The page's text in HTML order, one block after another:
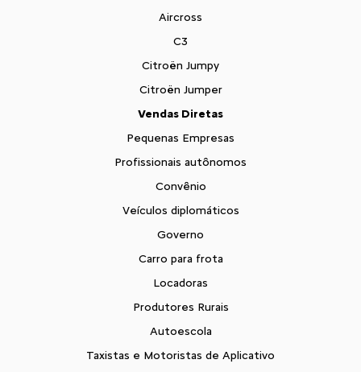
Aircross
C3
Citroën Jumpy
Citroën Jumper
Vendas Diretas
Pequenas Empresas
Profissionais autônomos
Convênio
Veículos diplomáticos
Governo
Carro para frota
Locadoras
Produtores Rurais
Autoescola
Taxistas e Motoristas de Aplicativo